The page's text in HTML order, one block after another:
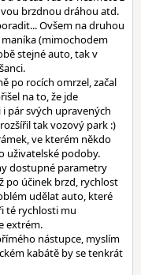
brzdnou dráhou atd.
Ovšem na druhou
(mimochodem
stejné auto, tak v
po rocích omrzel, začal
na to, že jde
pár svých upravených
tak vozový park :)
ve kterém někdo
uživatelské podoby.
dostupné parametry
po účinek brzd, rychlost
udělat auto, které
té rychlosti mu
extrém.
nástupce, myslím
kabátě by se tenkrát